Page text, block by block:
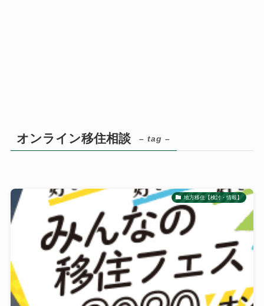
オンライン移住相談 – tag –
地方移住【検討・情報】